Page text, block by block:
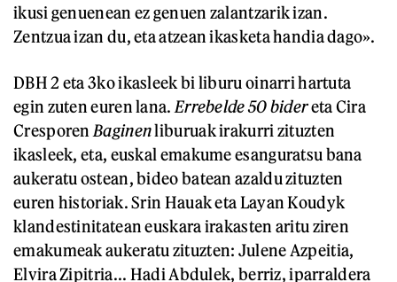
ikusi genuenean ez genuen zalantzarik izan.
Zentzua izan du, eta atzean ikasketa handia dago».
DBH 2 eta 3ko ikasleek bi liburu oinarri hartuta
egin zuten euren lana. Errebelde 50 bidereta Cira
Cresporen Baginenliburuak irakurri zituzten
ikasleek, eta, euskal emakume esanguratsu bana
aukeratu ostean, bideo batean azaldu zituzten
euren historiak. Srin Hauak eta Layan Koudyk
klandestinitatean euskara irakasten aritu ziren
emakumeak aukeratu zituzten: Julene Azpeitia,
Elvira Zipitria... Hadi Abdulek, berriz, iparraldera